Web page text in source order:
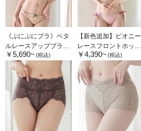
《ぷにぷにブラ》ペタ
ルレースアップブラ＆
ショーツ
￥5,690~ (税込)
【新色追加】ピオニー
レースフロントホック
ブラ&ショーツ
￥4,390~ (税込)